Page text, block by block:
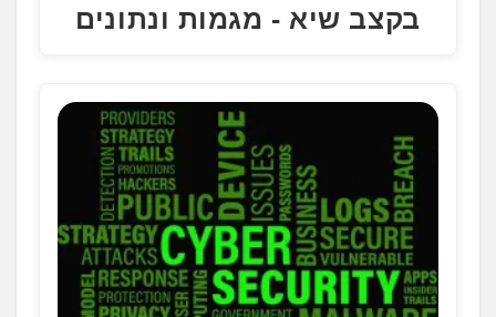
בקצב שיא - מגמות ונתונים